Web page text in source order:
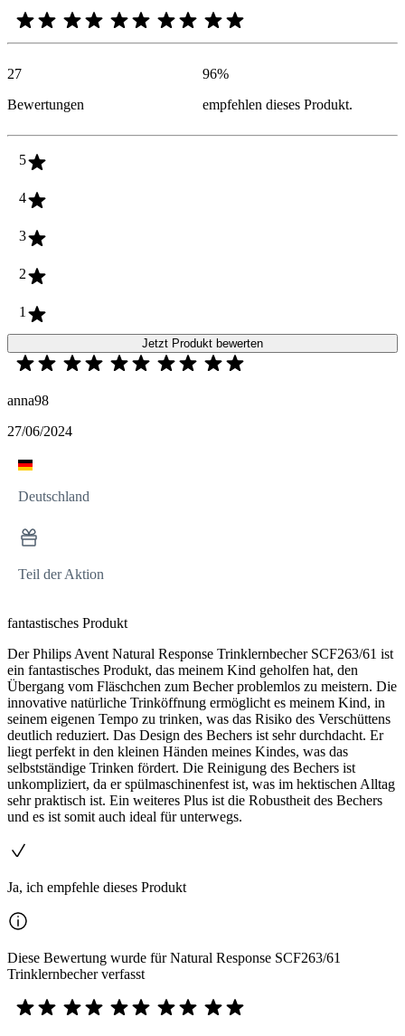
27
Bewertungen
96%
empfehlen dieses Produkt.
5
4
3
2
1
Jetzt Produkt bewerten
anna98
27/06/2024
Deutschland
Teil der Aktion
fantastisches Produkt
Der Philips Avent Natural Response Trinklernbecher SCF263/61 ist
ein fantastisches Produkt, das meinem Kind geholfen hat, den
Übergang vom Fläschchen zum Becher problemlos zu meistern. Die
innovative natürliche Trinköffnung ermöglicht es meinem Kind, in
seinem eigenen Tempo zu trinken, was das Risiko des Verschüttens
deutlich reduziert. Das Design des Bechers ist sehr durchdacht. Er
liegt perfekt in den kleinen Händen meines Kindes, was das
selbstständige Trinken fördert. Die Reinigung des Bechers ist
unkompliziert, da er spülmaschinenfest ist, was im hektischen Alltag
sehr praktisch ist. Ein weiteres Plus ist die Robustheit des Bechers
und es ist somit auch ideal für unterwegs.
Ja, ich empfehle dieses Produkt
Diese Bewertung wurde für Natural Response SCF263/61
Trinklernbecher verfasst